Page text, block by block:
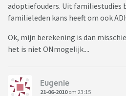
adoptiefouders. Uit familiestudies
familieleden kans heeft om ook
Ok, mijn berekening is dan
het is niet ONmogelijk....
Eugenie
21-06-2010om 23:15